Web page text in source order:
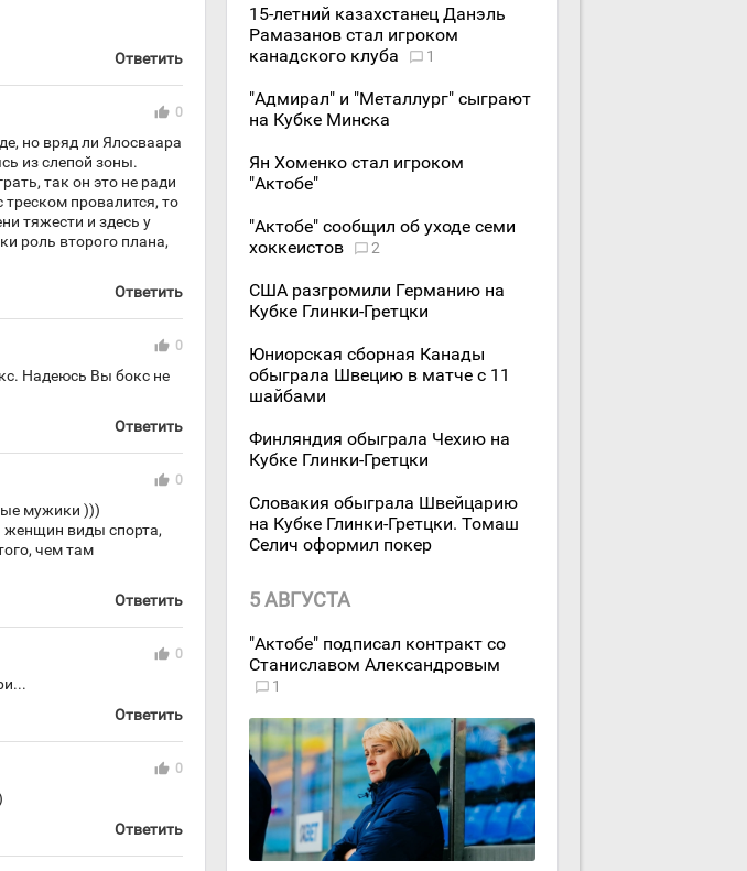
Ответить
thumb_up 0
но вряд ли Ялосваара
из слепой зоны.
так он это не ради
провалится, то
тяжести и здесь у
роль второго плана,
Ответить
thumb_up 0
Надеюсь Вы бокс не
Ответить
thumb_up 0
мужики )))
женщин виды спорта,
чем там
Ответить
thumb_up 0
Ответить
thumb_up 0
Ответить
15-летний казахстанец Данэль
Рамазанов стал игроком
канадского клуба
1
"Адмирал" и "Металлург" сыграют
на Кубке Минска
Ян Хоменко стал игроком
"Актобе"
"Актобе" сообщил об уходе семи
хоккеистов
2
США разгромили Германию на
Кубке Глинки-Гретцки
Юниорская сборная Канады
обыграла Швецию в матче с 11
шайбами
Финляндия обыграла Чехию на
Кубке Глинки-Гретцки
Словакия обыграла Швейцарию
на Кубке Глинки-Гретцки. Томаш
Селич оформил покер
5 АВГУСТА
"Актобе" подписал контракт со
Станиславом Александровым
1